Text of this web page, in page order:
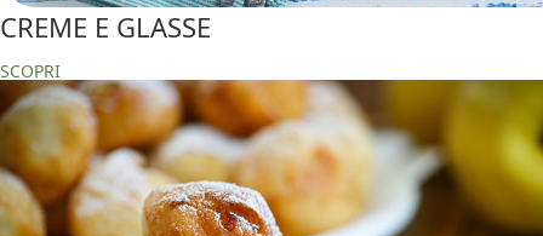
CREME E GLASSE
SCOPRI